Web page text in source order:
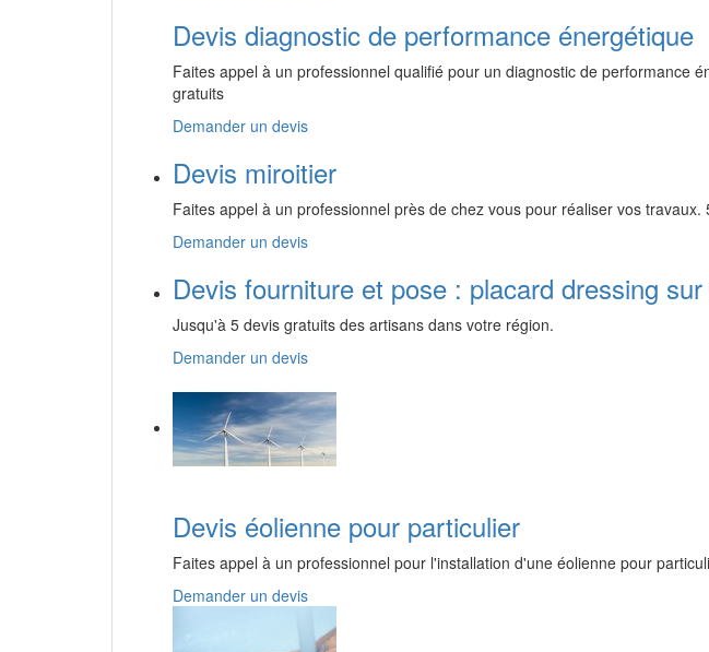
Devis diagnostic de performance énergétique
Faites appel à un professionnel qualifié pour un diagnostic de performance
gratuits
Demander un devis
Devis miroitier
Faites appel à un professionnel près de chez vous pour réaliser vos travaux.
Demander un devis
Devis fourniture et pose : placard dressing
Jusqu'à 5 devis gratuits des artisans dans votre région.
Demander un devis
Devis éolienne pour particulier
Faites appel à un professionnel pour l'installation d'une éolienne pour
Demander un devis